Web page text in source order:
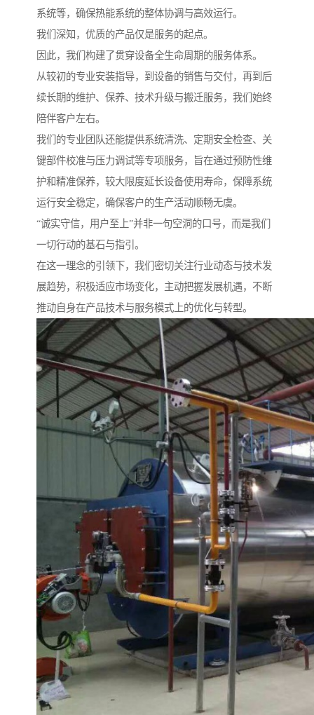
系统等，确保热能系统的整体协调与高效运行。
我们深知，优质的产品仅是服务的起点。
因此，我们构建了贯穿设备全生命周期的服务体系。
从较初的专业安装指导，到设备的销售与交付，再到后
续长期的维护、保养、技术升级与搬迁服务，我们始终
陪伴客户左右。
我们的专业团队还能提供系统清洗、定期安全检查、关
键部件校准与压力调试等专项服务，旨在通过预防性维
护和精准保养，较大限度延长设备使用寿命，保障系统
运行安全稳定，确保客户的生产活动顺畅无虞。
“诚实守信，用户至上”并非一句空洞的口号，而是我们
一切行动的基石与指引。
在这一理念的引领下，我们密切关注行业动态与技术发
展趋势，积极适应市场变化，主动把握发展机遇，不断
推动自身在产品技术与服务模式上的优化与转型。